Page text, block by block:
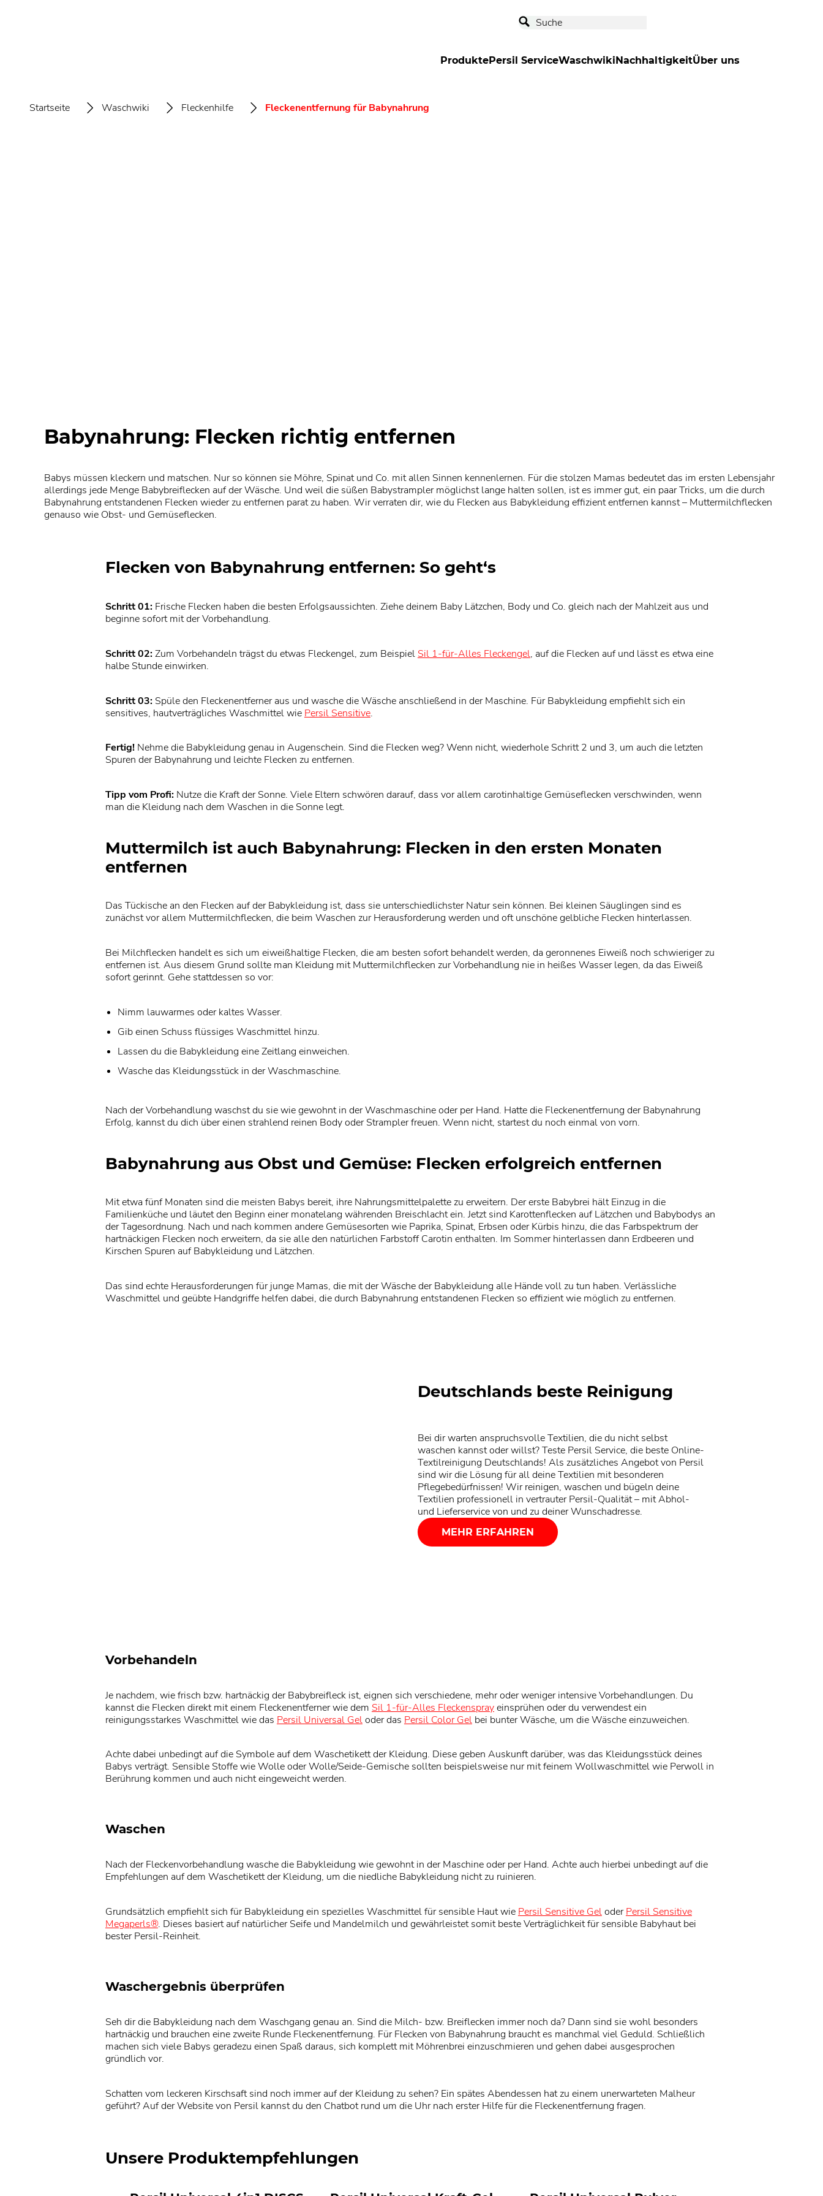
ProduktePersil ServiceWaschwiki NachhaltigkeitÜber uns
Startseite Waschwiki Fleckenhilfe Fleckenentfernung für Babynahrung
Babynahrung: Flecken richtig entfernen
Babys müssen kleckern und matschen. Nur so können sie Möhre, Spinat und Co. mit allen Sinnen kennenlernen. Für die stolzen Mamas bedeutet das im ersten Lebensjahr
allerdings jede Menge Babybreiflecken auf der Wäsche. Und weil die süßen Babystrampler möglichst lange halten sollen, ist es immer gut, ein paar Tricks, um die durch
Babynahrung entstandenen Flecken wieder zu entfernen parat zu haben. Wir verraten dir, wie du Flecken aus Babykleidung effizient entfernen kannst – Muttermilchflecken
genauso wie Obst- und Gemüseflecken.
Flecken von Babynahrung entfernen: So geht‘s
Schritt 01:Frische Flecken haben die besten Erfolgsaussichten. Ziehe deinem Baby Lätzchen, Body und Co. gleich nach der Mahlzeit aus und
beginne sofort mit der Vorbehandlung.
Schritt 02:Zum Vorbehandeln trägst du etwas Fleckengel, zum Beispiel Sil 1-für-Alles Fleckengel, auf die Flecken auf und lässt es etwa eine
halbe Stunde einwirken.
Schritt 03:Spüle den Fleckenentferner aus und wasche die Wäsche anschließend in der Maschine. Für Babykleidung empfiehlt sich ein
sensitives, hautverträgliches Waschmittel wie Persil Sensitive.
Fertig! Nehme die Babykleidung genau in Augenschein. Sind die Flecken weg? Wenn nicht, wiederhole Schritt 2 und 3, um auch die letzten
Spuren der Babynahrung und leichte Flecken zu entfernen.
Tipp vom Profi:Nutze die Kraft der Sonne. Viele Eltern schwören darauf, dass vor allem carotinhaltige Gemüseflecken verschwinden, wenn
man die Kleidung nach dem Waschen in die Sonne legt.
Muttermilch ist auch Babynahrung: Flecken in den ersten Monaten
entfernen
Das Tückische an den Flecken auf der Babykleidung ist, dass sie unterschiedlichster Natur sein können. Bei kleinen Säuglingen sind es
zunächst vor allem Muttermilchflecken, die beim Waschen zur Herausforderung werden und oft unschöne gelbliche Flecken hinterlassen.
Bei Milchflecken handelt es sich um eiweißhaltige Flecken, die am besten sofort behandelt werden, da geronnenes Eiweiß noch schwieriger zu
entfernen ist. Aus diesem Grund sollte man Kleidung mit Muttermilchflecken zur Vorbehandlung nie in heißes Wasser legen, da das Eiweiß
sofort gerinnt. Gehe stattdessen so vor:
Nimm lauwarmes oder kaltes Wasser.
Gib einen Schuss flüssiges Waschmittel hinzu.
Lassen du die Babykleidung eine Zeitlang einweichen.
Wasche das Kleidungsstück in der Waschmaschine.
Nach der Vorbehandlung waschst du sie wie gewohnt in der Waschmaschine oder per Hand. Hatte die Fleckenentfernung der Babynahrung
Erfolg, kannst du dich über einen strahlend reinen Body oder Strampler freuen. Wenn nicht, startest du noch einmal von vorn.
Babynahrung aus Obst und Gemüse: Flecken erfolgreich entfernen
Mit etwa fünf Monaten sind die meisten Babys bereit, ihre Nahrungsmittelpalette zu erweitern. Der erste Babybrei hält Einzug in die
Familienküche und läutet den Beginn einer monatelang währenden Breischlacht ein. Jetzt sind Karottenflecken auf Lätzchen und Babybodys an
der Tagesordnung. Nach und nach kommen andere Gemüsesorten wie Paprika, Spinat, Erbsen oder Kürbis hinzu, die das Farbspektrum der
hartnäckigen Flecken noch erweitern, da sie alle den natürlichen Farbstoff Carotin enthalten. Im Sommer hinterlassen dann Erdbeeren und
Kirschen Spuren auf Babykleidung und Lätzchen.
Das sind echte Herausforderungen für junge Mamas, die mit der Wäsche der Babykleidung alle Hände voll zu tun haben. Verlässliche
Waschmittel und geübte Handgriffe helfen dabei, die durch Babynahrung entstandenen Flecken so effizient wie möglich zu entfernen.
Deutschlands beste Reinigung
Bei dir warten anspruchsvolle Textilien, die du nicht selbst
waschen kannst oder willst? Teste Persil Service, die beste Online-
Textilreinigung Deutschlands! Als zusätzliches Angebot von Persil
sind wir die Lösung für all deine Textilien mit besonderen
Pflegebedürfnissen! Wir reinigen, waschen und bügeln deine
Textilien professionell in vertrauter Persil-Qualität – mit Abhol-
und Lieferservice von und zu deiner Wunschadresse.
MEHR ERFAHREN
Vorbehandeln
Je nachdem, wie frisch bzw. hartnäckig der Babybreifleck ist, eignen sich verschiedene, mehr oder weniger intensive Vorbehandlungen. Du
kannst die Flecken direkt mit einem Fleckenentferner wie dem Sil 1-für-Alles Fleckensprayeinsprühen oder du verwendest ein
reinigungsstarkes Waschmittel wie das Persil Universal Geloder das Persil Color Gelbei bunter Wäsche, um die Wäsche einzuweichen.
Achte dabei unbedingt auf die Symbole auf dem Waschetikett der Kleidung. Diese geben Auskunft darüber, was das Kleidungsstück deines
Babys verträgt. Sensible Stoffe wie Wolle oder Wolle/Seide-Gemische sollten beispielsweise nur mit feinem Wollwaschmittel wie Perwoll in
Berührung kommen und auch nicht eingeweicht werden.
Waschen
Nach der Fleckenvorbehandlung wasche die Babykleidung wie gewohnt in der Maschine oder per Hand. Achte auch hierbei unbedingt auf die
Empfehlungen auf dem Waschetikett der Kleidung, um die niedliche Babykleidung nicht zu ruinieren.
Grundsätzlich empfiehlt sich für Babykleidung ein spezielles Waschmittel für sensible Haut wie Persil Sensitive GeloderPersil Sensitive
Megaperls®. Dieses basiert auf natürlicher Seife und Mandelmilch und gewährleistet somit beste Verträglichkeit für sensible Babyhaut bei
bester Persil-Reinheit.
Waschergebnis überprüfen
Seh dir die Babykleidung nach dem Waschgang genau an. Sind die Milch- bzw. Breiflecken immer noch da? Dann sind sie wohl besonders
hartnäckig und brauchen eine zweite Runde Fleckenentfernung. Für Flecken von Babynahrung braucht es manchmal viel Geduld. Schließlich
machen sich viele Babys geradezu einen Spaß daraus, sich komplett mit Möhrenbrei einzuschmieren und gehen dabei ausgesprochen
gründlich vor.
Schatten vom leckeren Kirschsaft sind noch immer auf der Kleidung zu sehen? Ein spätes Abendessen hat zu einem unerwarteten Malheur
geführt? Auf der Website von Persil kannst du den Chatbot rund um die Uhr nach erster Hilfe für die Fleckenentfernung fragen.
Unsere Produktempfehlungen